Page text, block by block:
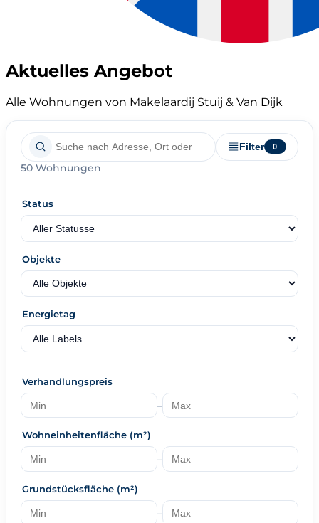
Aktuelles Angebot
Alle Wohnungen von Makelaardij Stuij & Van Dijk
Filter 0
50 Wohnungen
Status
Objekte
Energietag
Verhandlungspreis
–
Wohneinheitenfläche (m²)
–
Grundstücksfläche (m²)
–